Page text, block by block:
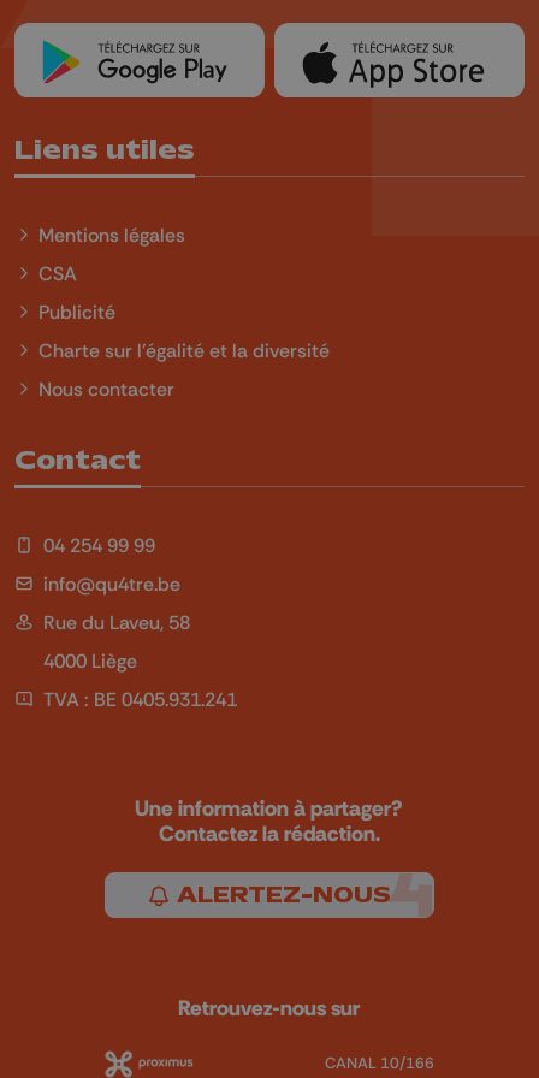
Liens utiles
Mentions légales
CSA
Publicité
Charte sur l'égalité et la diversité
Nous contacter
Contact
04 254 99 99
info@qu4tre.be
Rue du Laveu, 58
4000 Liège
TVA : BE 0405.931.241
Une information à partager?
Contactez la rédaction.
ALERTEZ-NOUS
Retrouvez-nous sur
CANAL 10/166